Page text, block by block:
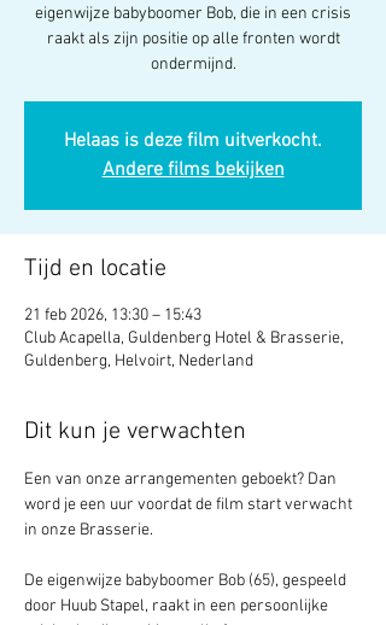
eigenwijze babyboomer Bob, die in een crisis
raakt als zijn positie op alle fronten wordt
ondermijnd.
Helaas is deze film uitverkocht.
Andere films bekijken
Tijd en locatie
21 feb 2026, 13:30 – 15:43
Club Acapella, Guldenberg Hotel & Brasserie,
Guldenberg, Helvoirt, Nederland
Dit kun je verwachten
Een van onze arrangementen geboekt? Dan
word je een uur voordat de film start verwacht
in onze Brasserie.
De eigenwijze babyboomer Bob (65), gespeeld
door Huub Stapel, raakt in een persoonlijke